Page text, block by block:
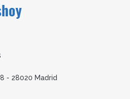
- 28020 Madrid